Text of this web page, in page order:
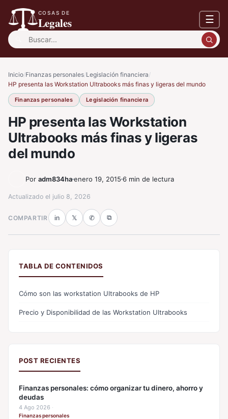
COSAS DE
Legales ☰
Buscar:
Inicio/Finanzas personales/Legislación financiera/
HP presenta las Workstation Ultrabooks más finas y ligeras del mundo
Finanzas personales Legislación financiera
HP presenta las Workstation
Ultrabooks más finas y ligeras
del mundo
Por adm834haenero 19, 2015 6 min de lectura
Actualizado el julio 8, 2026
COMPARTIR in 𝕏 ✆ ⧉
TABLA DE CONTENIDOS
Cómo son las workstation Ultrabooks de HP
Precio y Disponibilidad de las Workstation Ultrabooks
POST RECIENTES
Finanzas personales: cómo organizar tu dinero, ahorro y
deudas
4 Ago 2026 ·
Finanzas personales